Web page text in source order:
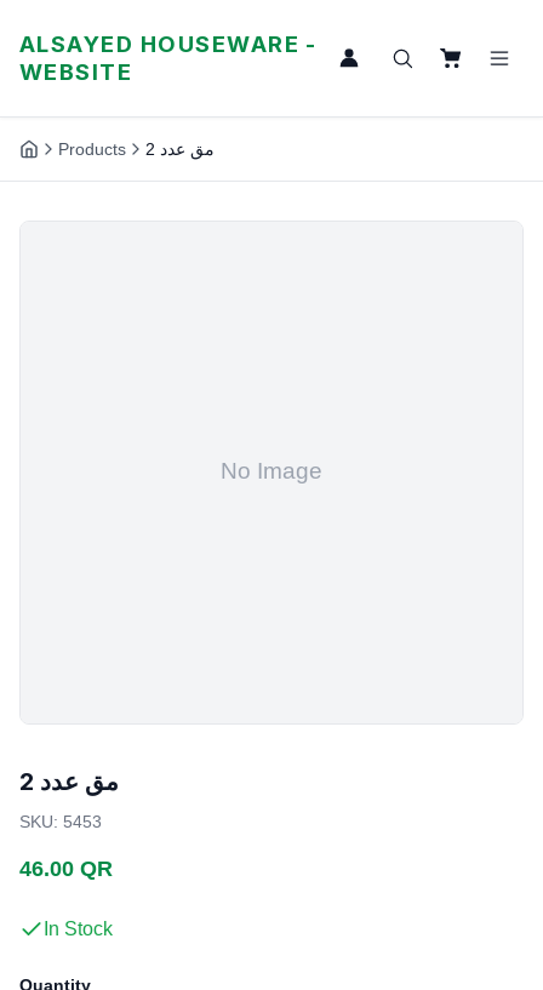
ALSAYED HOUSEWARE -
WEBSITE
Products مق عدد 2
مق عدد 2
SKU: 5453
46.00 QR
In Stock
Quantity